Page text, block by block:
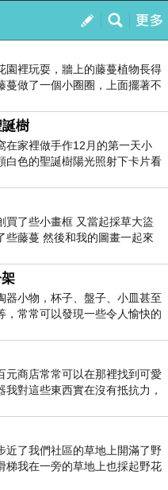
我的
訂閱
園裡玩耍，牆上的藤蔓植物長得
蔓做了一個小圈圈，上面擺著不
樹
在家裡做手作12月的第一天小
白色的聖誕樹陽光照射下卡片看
買了些小畫框 又當起採草大盜
些藤蔓 然後和我的圖畫一起來
器小物，杯子、盤子、小皿甚至
，常常可以發現一些令人愉快的
元商店常常可以在那裡找到可愛
我對這些東西實在沒有抵抗力，
近了我們社區的草地上開滿了野
梯我在一旁的草地上也採起野花